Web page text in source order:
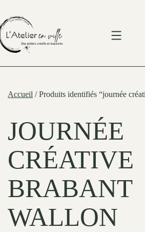
to
content
Accueil / Produits identifiés “journée
JOURNÉE
CRÉATIVE
BRABANT
WALLON